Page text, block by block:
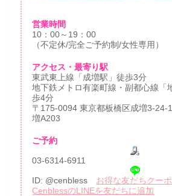
営業時間
10：00～19：00
（不定休/完全ご予約制/女性専用）
アクセス・最寄り駅
東武東上線「成増駅」徒歩3分
地下鉄メトロ有楽町線・副都心線「
歩4分
〒175-0094 東京都板橋区成増3-24-
増A203
ご予約
03-6314-6911
ID: @cenbless お得な友だちクー
CenblessのLINEを友だちに追加